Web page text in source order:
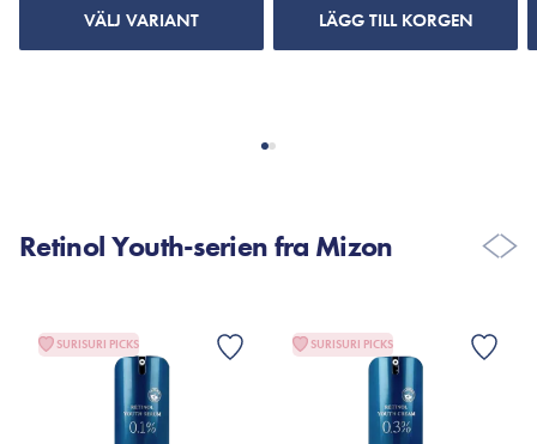
VÄLJ VARIANT LÄGG TILL KORGEN
Retinol Youth-serien fra Mizon
SURISURI PICKS SURISURI PICKS